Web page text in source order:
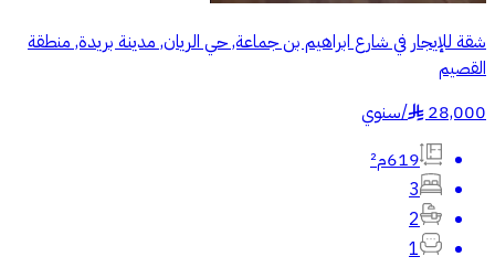
شقة للإيجار في شارع ابراهيم بن جماعة, حي الريان, مدينة بريدة, منطقة
القصيم
28,000
§
/سنوي
619م²
3
2
1